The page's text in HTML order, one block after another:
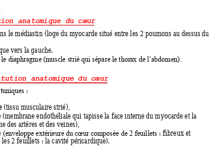
anatomique du cœur
le médiastin (loge du myocarde situé entre les 2 poumons au dessus du
vers la gauche.
le diaphragme (muscle strié qui sépare le thorax de l’abdomen).
anatomique du cœur
:
(tissu musculaire strié),
(membrane endothéliale qui tapisse la face interne du myocarde et la
des artères et des veines),
(enveloppe extérieure du cœur composée de 2 feuillets : fibreux et
2 feuillets : la cavité péricardique).